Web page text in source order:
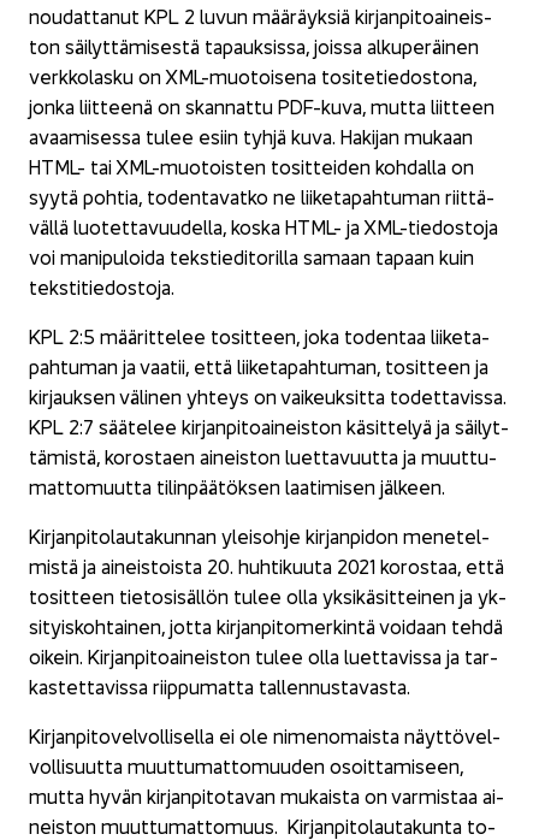
nou­dat­ta­nut KPL 2 luvun mää­räyk­siä kir­jan­pi­toai­neis­
ton säi­lyt­tä­mi­ses­tä ta­pauk­sis­sa, jois­sa al­ku­pe­räi­nen
verk­ko­las­ku on XML-​muotoisena to­si­te­tie­dos­to­na,
jonka liit­tee­nä on skan­nat­tu PDF-​kuva, mutta liit­teen
avaa­mi­ses­sa tulee esiin tyhjä kuva. Ha­ki­jan mu­kaan
HTML- tai XML-​muotoisten to­sit­tei­den koh­dal­la on
syytä poh­tia, to­den­ta­vat­ko ne lii­ke­ta­pah­tu­man riit­tä­
väl­lä luo­tet­ta­vuu­del­la, koska HTML- ja XML-​tiedostoja
voi ma­ni­pu­loi­da teks­tie­di­to­ril­la sa­maan ta­paan kuin
teks­ti­tie­dos­to­ja.
KPL 2:5 mää­rit­te­lee to­sit­teen, joka to­den­taa lii­ke­ta­
pah­tu­man ja vaa­tii, että lii­ke­ta­pah­tu­man, to­sit­teen ja
kir­jauk­sen vä­li­nen yh­teys on vai­keuk­sit­ta to­det­ta­vis­sa.
KPL 2:7 sää­te­lee kir­jan­pi­toai­neis­ton kä­sit­te­lyä ja säi­lyt­
tä­mis­tä, ko­ros­taen ai­neis­ton luet­ta­vuut­ta ja muut­tu­
mat­to­muut­ta ti­lin­pää­tök­sen laa­ti­mi­sen jäl­keen.
Kir­jan­pi­to­lau­ta­kun­nan yleis­oh­je kir­jan­pi­don me­ne­tel­
mis­tä ja ai­neis­tois­ta 20. huh­ti­kuu­ta 2021 ko­ros­taa, että
to­sit­teen tie­to­si­säl­lön tulee olla yk­si­kä­sit­tei­nen ja yk­
si­tyis­koh­tai­nen, jotta kir­jan­pi­to­mer­kin­tä voi­daan tehdä
oi­kein. Kir­jan­pi­toai­neis­ton tulee olla luet­ta­vis­sa ja tar­
kas­tet­ta­vis­sa riip­pu­mat­ta tal­len­nus­ta­vas­ta.
Kir­jan­pi­to­vel­vol­li­sel­la ei ole ni­men­omais­ta näyt­tö­vel­
vol­li­suut­ta muut­tu­mat­to­muu­den osoit­ta­mi­seen,
mutta hyvän kir­jan­pi­to­ta­van mu­kais­ta on var­mis­taa ai­
neis­ton muut­tu­mat­to­muus. Kir­jan­pi­to­lau­ta­kun­ta to­